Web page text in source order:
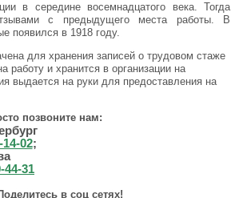
в середине восемнадцатого века. Тогда
с предыдущего места работы. В
появился в 1918 году.
для хранения записей о трудовом стаже
работу и хранится в организации на
выдается на руки для предоставления на
позвоните нам:
14-02;
44-31
в соц сетях!